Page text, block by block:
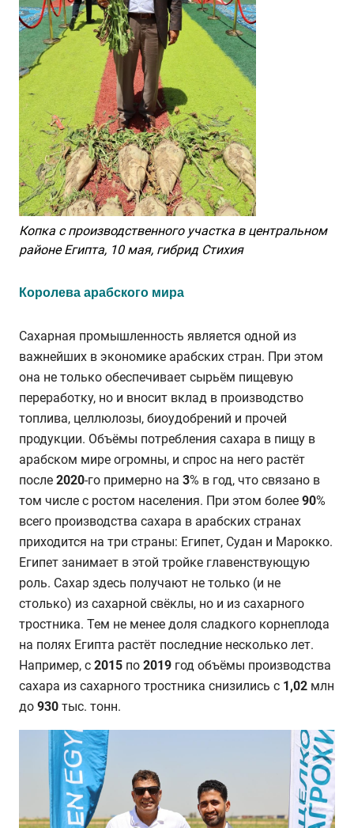
Копка с производственного участка в центральном
районе Египта, 10 мая, гибрид Стихия
Королева арабского мира
Сахарная промышленность является одной из
важнейших в экономике арабских стран. При этом
она не только обеспечивает сырьём пищевую
переработку, но и вносит вклад в производство
топлива, целлюлозы, биоудобрений и прочей
продукции. Объёмы потребления сахара в пищу в
арабском мире огромны, и спрос на него растёт
после 2020-го примерно на 3% в год, что связано в
том числе с ростом населения. При этом более 90%
всего производства сахара в арабских странах
приходится на три страны: Египет, Судан и Марокко.
Египет занимает в этой тройке главенствующую
роль. Сахар здесь получают не только (и не
столько) из сахарной свёклы, но и из сахарного
тростника. Тем не менее доля сладкого корнеплода
на полях Египта растёт последние несколько лет.
Например, с 2015 по 2019 год объёмы производства
сахара из сахарного тростника снизились с 1,02 млн
до 930 тыс. тонн.